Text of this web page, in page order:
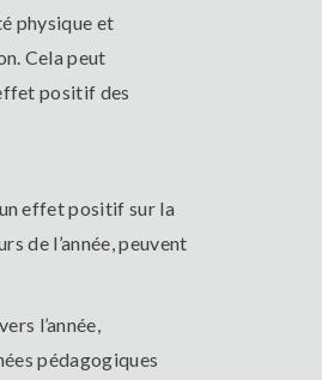
physique et
Cela peut
positif des
un effet positif sur la
de l’année, peuvent
l’année,
pédagogiques